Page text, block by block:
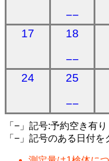
−−
17 18
−−
24 25
−−
「−」記号:予約空き有
「−」記号のある日付